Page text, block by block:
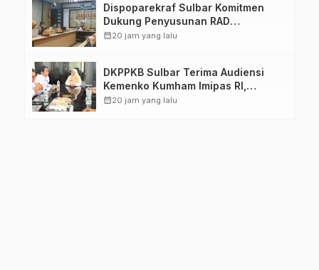
Dispoparekraf Sulbar Komitmen
Dukung Penyusunan RAD
TPB/SDGs Sulawesi Barat
calendar_month20 jam yang lalu
DKPPKB Sulbar Terima Audiensi
Kemenko Kumham Imipas RI,
Perkuat Pelayanan Kesehatan bagi
calendar_month20 jam yang lalu